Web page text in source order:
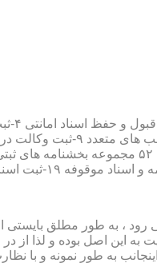
رود ، به طور مطلق
اصل بوده و لذا از در
به طور نمونه و